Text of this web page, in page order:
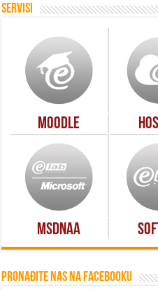
Servisi
Moodle
MSDNAA
Pronađite nas na Facebooku